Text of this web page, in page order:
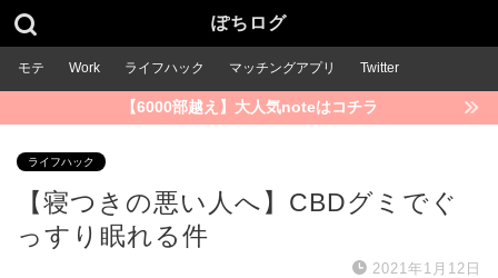
ぽちログ
モテ Work ライフハック マッチングアプリ Twitter
【6000部越え】大人気noteはコチラ
ライフハック
【寝つきの悪い人へ】CBDグミでぐ
っすり眠れる件
2021年1月12日